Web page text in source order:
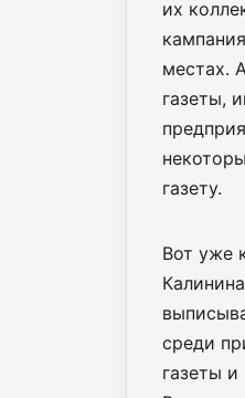
их
местах.
газеты,
газету.
Вот уже
среди
газеты